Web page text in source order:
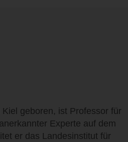
geboren, ist Professor für
Experte auf dem
er das Landesinstitut für